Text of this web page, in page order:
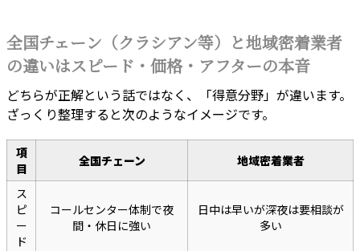
全国チェーン（クラシアン等）と地域密着業者
の違いはスピード・価格・アフターの本音
どちらが正解という話ではなく、「得意分野」が違います。
ざっくり整理すると次のようなイメージです。
項
目
全国チェーン 地域密着業者
ス
ピ
ー
ド
コールセンター体制で夜
間・休日に強い
日中は早いが深夜は要相談が
多い